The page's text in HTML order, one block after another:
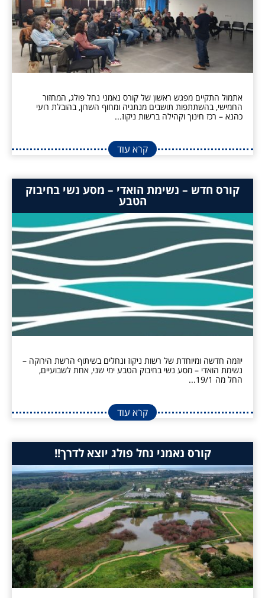
אתמול התקיים מפגש ראשון של קורס נאמני נחל פולג, המחזור
החמישי, בהשתתפות תושבים מנתניה ומחוף השרון, בהובלת רועי
כהנא – רכז חינוך וקהילה ברשות ניקוז...
קרא עוד
קורס חדש – נשימת הואדי – מסע נשי בחיבוק
הטבע
יוזמה חדשה ומיוחדת של רשות ניקוז ונחלים בשיתוף הרשת הירוקה –
נשימת הואדי – מסע נשי בחיבוק הטבע ימי שני, אחת לשבועיים,
החל מה 19/1...
קרא עוד
קורס נאמני נחל פולג יוצא לדרך!!